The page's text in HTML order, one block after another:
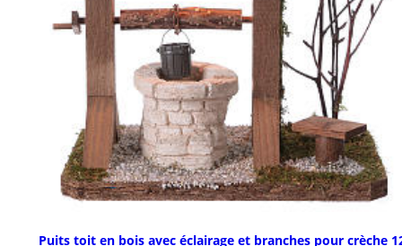
Puits toit en bois avec éclairage et branches pour crèche